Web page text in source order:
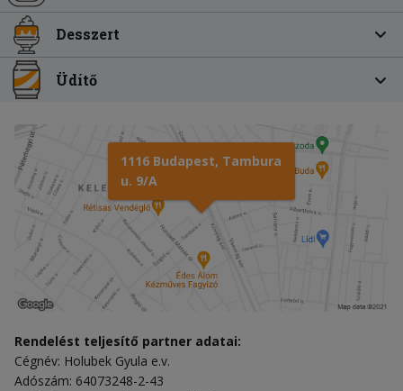
Desszert
Üdítő
1116 Budapest, Tambura
u. 9/A
Rendelést teljesítő partner adatai:
Cégnév: Holubek Gyula e.v.
Adószám: 64073248-2-43